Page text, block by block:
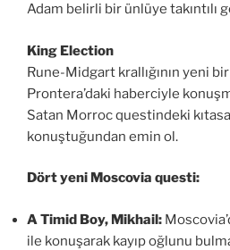
Adam belirli bir ünlüye takıntılı
King Election
Rune-Midgart krallığının yeni bir
Prontera’daki haberciyle
Satan Morroc questindeki
konuştuğundan emin ol.
Dört yeni Moscovia questi:
A Timid Boy, Mikhail:
ile konuşarak kayıp oğlunu